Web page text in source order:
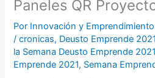
Paneles QR
Por Innovación y
/cronicas, Deusto Emprende 2021
la Semana Deusto Emprende 2021
Emprende 2021, Semana